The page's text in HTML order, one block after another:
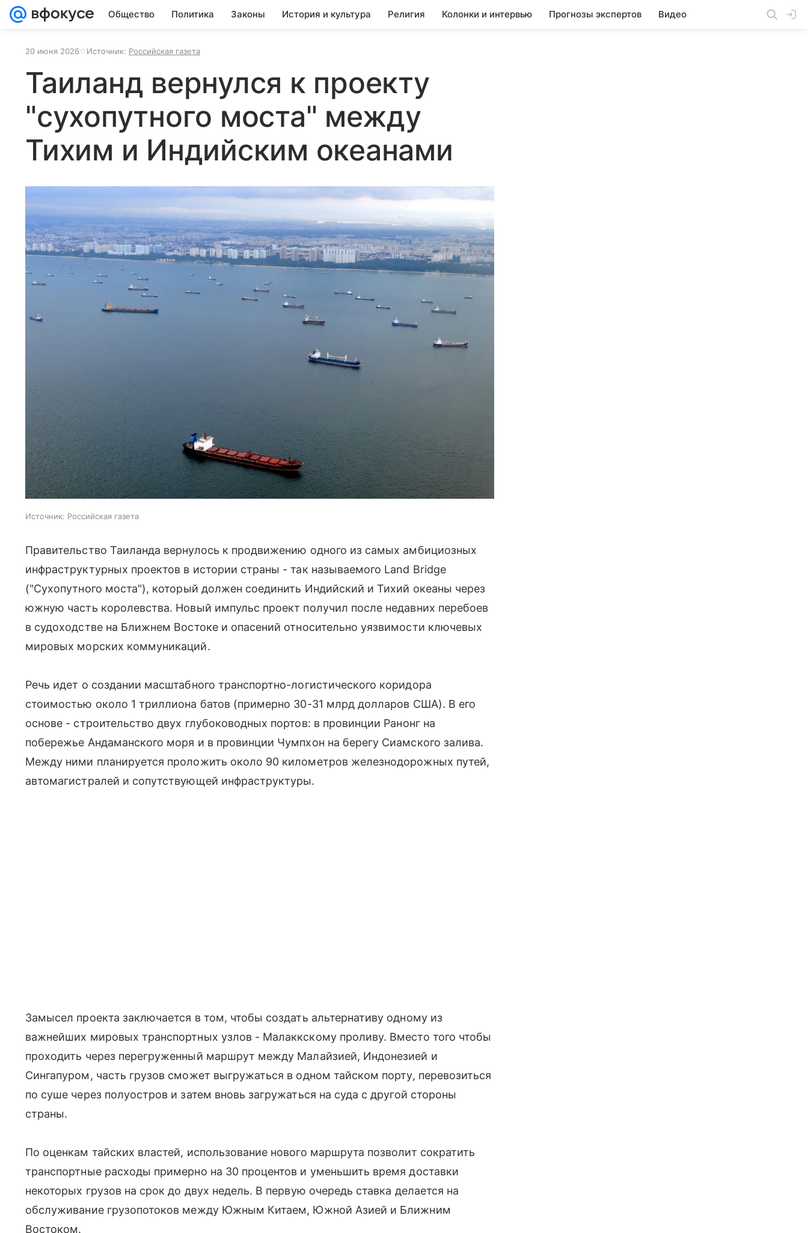
Общество Политика Законы История и культура Религия Колонки и интервью Прогнозы экспертов Видео
20 июня 2026 Источник: Российская газета
Таиланд вернулся к проекту
"сухопутного моста" между
Тихим и Индийским океанами
Источник: Российская газета
Правительство Таиланда вернулось к продвижению одного из самых амбициозных
инфраструктурных проектов в истории страны - так называемого Land Bridge
("Сухопутного моста"), который должен соединить Индийский и Тихий океаны через
южную часть королевства. Новый импульс проект получил после недавних перебоев
в судоходстве на Ближнем Востоке и опасений относительно уязвимости ключевых
мировых морских коммуникаций.
Речь идет о создании масштабного транспортно-логистического коридора
стоимостью около 1 триллиона батов (примерно 30-31 млрд долларов США). В его
основе - строительство двух глубоководных портов: в провинции Ранонг на
побережье Андаманского моря и в провинции Чумпхон на берегу Сиамского залива.
Между ними планируется проложить около 90 километров железнодорожных путей,
автомагистралей и сопутствующей инфраструктуры.
Замысел проекта заключается в том, чтобы создать альтернативу одному из
важнейших мировых транспортных узлов - Малаккскому проливу. Вместо того чтобы
проходить через перегруженный маршрут между Малайзией, Индонезией и
Сингапуром, часть грузов сможет выгружаться в одном тайском порту, перевозиться
по суше через полуостров и затем вновь загружаться на суда с другой стороны
страны.
По оценкам тайских властей, использование нового маршрута позволит сократить
транспортные расходы примерно на 30 процентов и уменьшить время доставки
некоторых грузов на срок до двух недель. В первую очередь ставка делается на
обслуживание грузопотоков между Южным Китаем, Южной Азией и Ближним
Востоком.